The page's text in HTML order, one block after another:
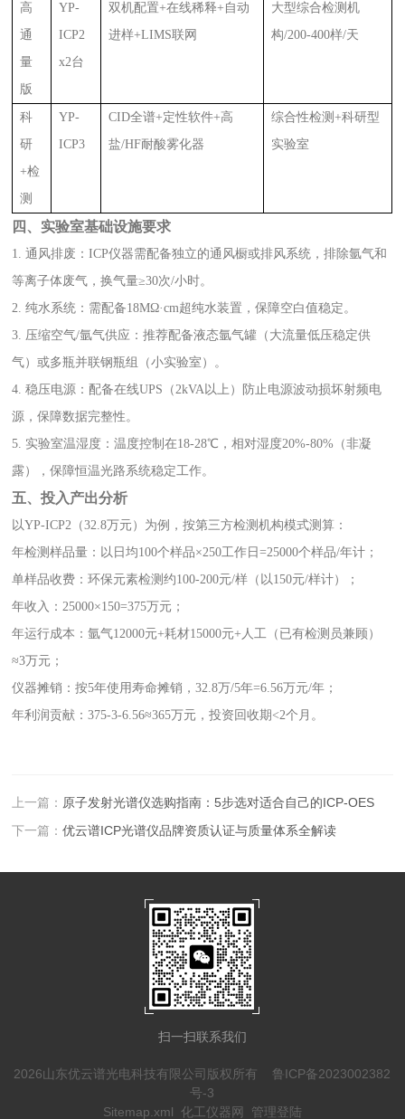
高
通
量
版
YP-
ICP2
x2台
双机配置+在线稀释+自动
进样+LIMS联网
大型综合检测机
构/200-400样/天
科
研
+检
测
YP-
ICP3
CID全谱+定性软件+高
盐/HF耐酸雾化器
综合性检测+科研型
实验室
四、实验室基础设施要求
1. 通风排废：ICP仪器需配备独立的通风橱或排风系统，排除氩气和
等离子体废气，换气量≥30次/小时。
2. 纯水系统：需配备18MΩ·cm超纯水装置，保障空白值稳定。
3. 压缩空气/氩气供应：推荐配备液态氩气罐（大流量低压稳定供
气）或多瓶并联钢瓶组（小实验室）。
4. 稳压电源：配备在线UPS（2kVA以上）防止电源波动损坏射频电
源，保障数据完整性。
5. 实验室温湿度：温度控制在18-28℃，相对湿度20%-80%（非凝
露），保障恒温光路系统稳定工作。
五、投入产出分析
以YP-ICP2（32.8万元）为例，按第三方检测机构模式测算：
年检测样品量：以日均100个样品×250工作日=25000个样品/年计；
单样品收费：环保元素检测约100-200元/样（以150元/样计）；
年收入：25000×150=375万元；
年运行成本：氩气12000元+耗材15000元+人工（已有检测员兼顾）
≈3万元；
仪器摊销：按5年使用寿命摊销，32.8万/5年=6.56万元/年；
年利润贡献：375-3-6.56≈365万元，投资回收期<2个月。
上一篇： 原子发射光谱仪选购指南：5步选对适合自己的ICP-OES
下一篇：优云谱ICP光谱仪品牌资质认证与质量体系全解读
扫一扫联系我们
2026山东优云谱光电科技有限公司版权所有 鲁ICP备2023002382
号-3
Sitemap.xml 化工仪器网 管理登陆